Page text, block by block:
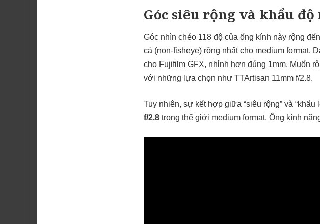
Góc siêu rộng và khẩu
Góc nhìn chéo 118 độ của ống kính này rộng
cá (non-fisheye) rộng nhất cho medium format.
cho Fujifilm GFX, nhỉnh hơn đúng 1mm. Muốn
với những lựa chọn như TTArtisan 11mm f/2.8.
Tuy nhiên, sự kết hợp giữa “siêu rộng” và
f/2.8 trong thế giới medium format. Ống kính